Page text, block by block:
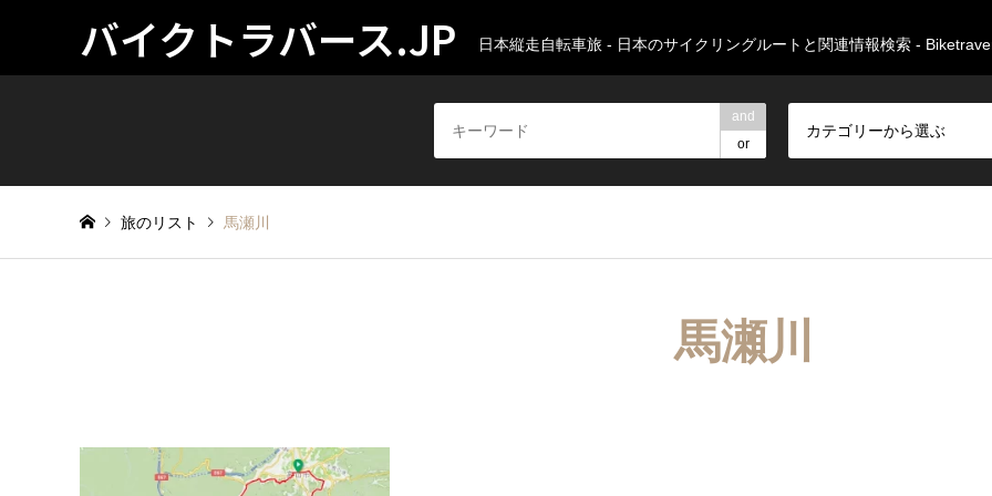
バイクトラバース.JP 日本縦走自転車旅 - 日本のサイクリングルートと関連情報検索 -
and
or
カテゴリーから選ぶ
旅のリスト 馬瀬川
馬瀬川